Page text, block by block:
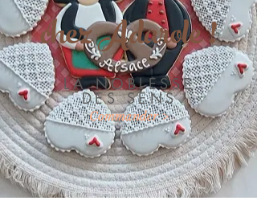
chez Adarole !
LA NOBLESSE
DES SENS
Commander >